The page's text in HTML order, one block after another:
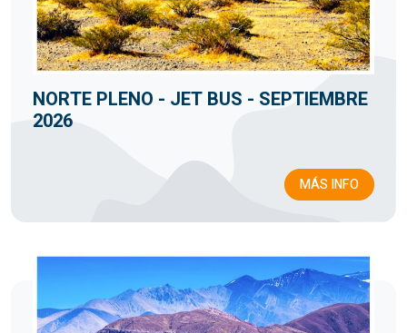
NORTE PLENO - JET BUS - SEPTIEMBRE
2026
MÁS INFO